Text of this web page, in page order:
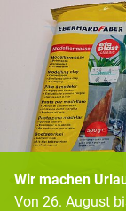
Wir machen
Von 26. August